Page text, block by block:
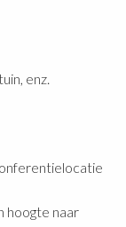
enz.
hoogte naar